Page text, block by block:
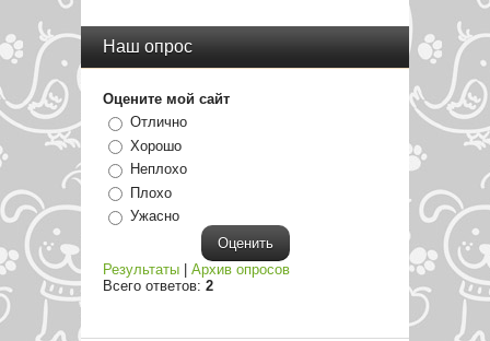
Наш опрос
Оцените мой сайт
Отлично
Хорошо
Неплохо
Плохо
Ужасно
Результаты
Архив опросов
Всего ответов: 2